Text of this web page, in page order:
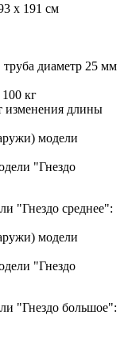
х 191 см
диаметр 25 мм
кг
изменения длины
модели
"Гнездо
"Гнездо среднее":
модели
"Гнездо
"Гнездо большое":